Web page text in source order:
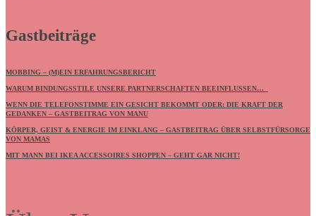
Gastbeiträge
MOBBING – (M)EIN ERFAHRUNGSBERICHT
WARUM BINDUNGSSTILE UNSERE PARTNERSCHAFTEN BEEINFLUSSEN…
WENN DIE TELEFONSTIMME EIN GESICHT BEKOMMT ODER: DIE KRAFT DER
GEDANKEN – GASTBEITRAG VON MANU
KÖRPER, GEIST & ENERGIE IM EINKLANG – GASTBEITRAG ÜBER SELBSTFÜRSORGE
VON MAMAS
MIT MANN BEI IKEA ACCESSOIRES SHOPPEN – GEHT GAR NICHT!